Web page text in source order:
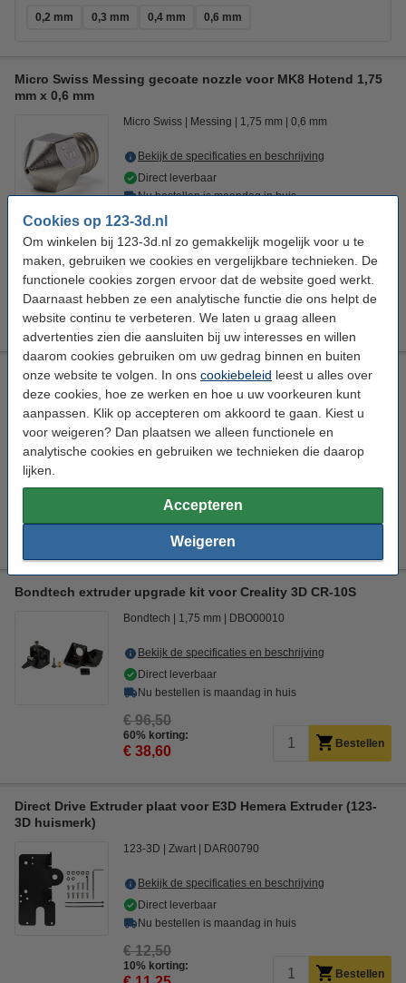
Cookies op 123-3d.nl
Om winkelen bij 123-3d.nl zo gemakkelijk mogelijk voor u te
maken, gebruiken we cookies en vergelijkbare technieken. De
functionele cookies zorgen ervoor dat de website goed werkt.
Daarnaast hebben ze een analytische functie die ons helpt de
website continu te verbeteren. We laten u graag alleen
advertenties zien die aansluiten bij uw interesses en willen
daarom cookies gebruiken om uw gedrag binnen en buiten
onze website te volgen. In ons cookiebeleid leest u alles over
deze cookies, hoe ze werken en hoe u uw voorkeuren kunt
aanpassen. Klik op accepteren om akkoord te gaan. Kiest u
voor weigeren? Dan plaatsen we alleen functionele en
analytische cookies en gebruiken we technieken die daarop
lijken.
Accepteren
Weigeren
0,2 mm 0,3 mm 0,4 mm 0,6 mm
Micro Swiss Messing gecoate nozzle voor MK8 Hotend 1,75
mm x 0,6 mm
Micro Swiss Messing 1,75 mm 0,6 mm
Bekijk de specificaties en beschrijving
Direct leverbaar
Nu bestellen is maandag in huis
Nozzle diameter:
0,2 mm 0,3 mm 0,4 mm 0,6 mm
Micro Swiss Siliconen sokken voor MK7 / MK8 / MK9
hotends (3 stuks)
Micro Swiss Siliconen 3 DMS00102
Bekijk de specificaties en beschrijving
Nu bestellen is maandag in huis
€ 11,50 Bestellen
Bondtech extruder upgrade kit voor Creality 3D CR-10S
Bondtech 1,75 mm DBO00010
Bekijk de specificaties en beschrijving
Direct leverbaar
Nu bestellen is maandag in huis
€ 96,50
60% korting:
€ 38,60 Bestellen
Direct Drive Extruder plaat voor E3D Hemera Extruder (123-
3D huismerk)
123-3D Zwart DAR00790
Bekijk de specificaties en beschrijving
Direct leverbaar
Nu bestellen is maandag in huis
€ 12,50
10% korting:
Bestellen